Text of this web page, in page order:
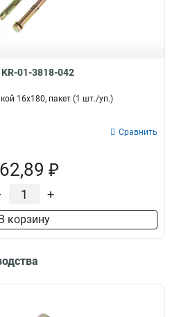
KR-01-3818-042
16х180, пакет (1 шт./уп.)
Сравнить
₽
+
корзину